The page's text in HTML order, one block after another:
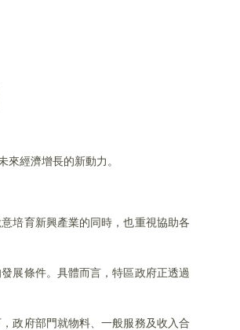
經濟增長的新動力。
培育新興產業的同時，也重視協助各
展條件。具體而言，特區政府正透過
政府部門就物料、一般服務及收入合